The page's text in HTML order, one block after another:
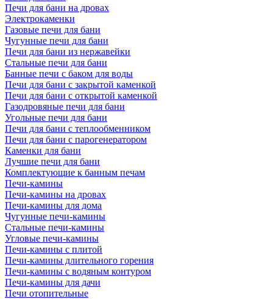
Печи для бани на дровах
Электрокаменки
Газовые печи для бани
Чугунные печи для бани
Печи для бани из нержавейки
Стальные печи для бани
Банные печи с баком для воды
Печи для бани с закрытой каменкой
Печи для бани с открытой каменкой
Газодровяные печи для бани
Угольные печи для бани
Печи для бани с теплообменником
Печи для бани с парогенератором
Каменки для бани
Лучшие печи для бани
Комплектующие к банным печам
Печи-камины
Печи-камины на дровах
Печи-камины для дома
Чугунные печи-камины
Стальные печи-камины
Угловые печи-камины
Печи-камины с плитой
Печи-камины длительного горения
Печи-камины с водяным контуром
Печи-камины для дачи
Печи отопительные